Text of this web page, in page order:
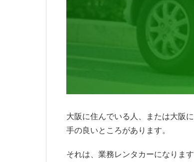
大阪に住んでいる人、または大阪
手の良いところがあります。
それは、業務レンタカーになります